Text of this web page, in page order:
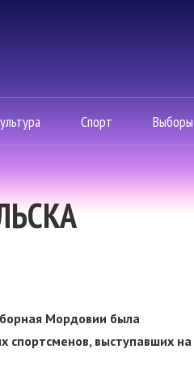
Спорт Выборы
Мордовии была
спортсменов, выступавших на